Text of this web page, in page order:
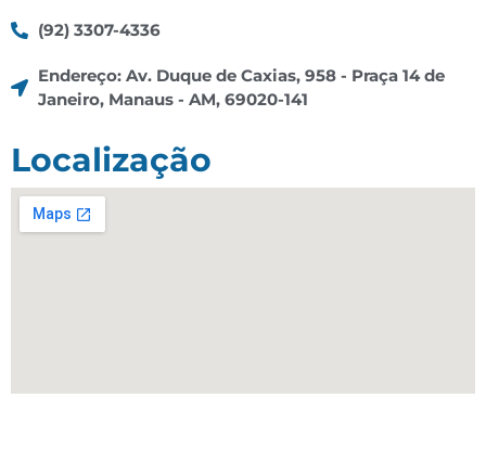
(92) 3307-4336
Endereço: Av. Duque de Caxias, 958 - Praça 14 de
Janeiro, Manaus - AM, 69020-141
Localização